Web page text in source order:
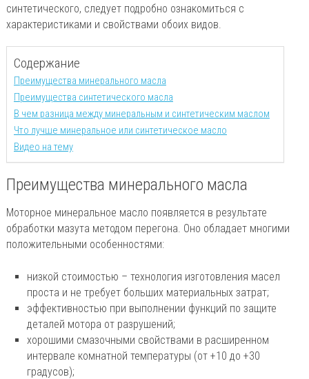
синтетического, следует подробно ознакомиться с
характеристиками и свойствами обоих видов.
Содержание
Преимущества минерального масла
Преимущества синтетического масла
В чем разница между минеральным и синтетическим маслом
Что лучше минеральное или синтетическое масло
Видео на тему
Преимущества минерального масла
Моторное минеральное масло появляется в результате
обработки мазута методом перегона. Оно обладает многими
положительными особенностями:
низкой стоимостью – технология изготовления масел
проста и не требует больших материальных затрат;
эффективностью при выполнении функций по защите
деталей мотора от разрушений;
хорошими смазочными свойствами в расширенном
интервале комнатной температуры (от +10 до +30
градусов);